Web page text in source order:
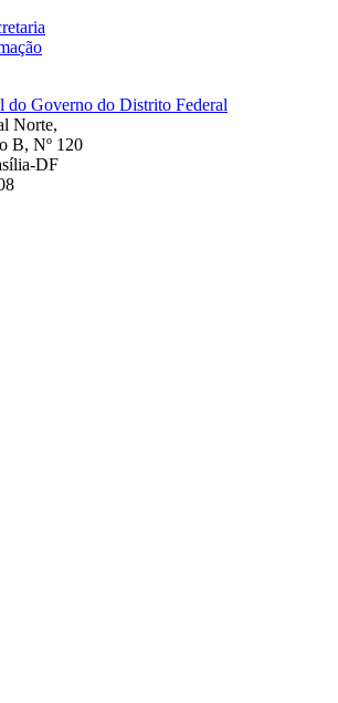
do Governo do Distrito Federal
Norte,
B, Nº 120
DF